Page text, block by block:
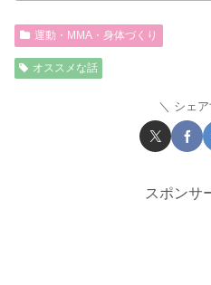
運動・MMA・身体づくり
オススメな話
シェ
スポンサ